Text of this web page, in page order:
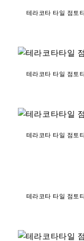
테라코타 타일 점토
테라코타 타일 점토
테라코타 타일 점토
테라코타 타일 점토